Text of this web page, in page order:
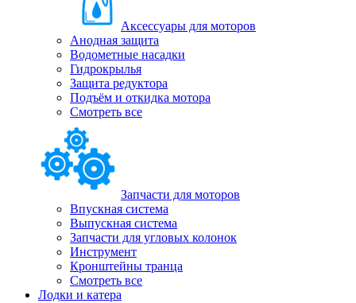
Аксессуары для моторов
Анодная защита
Водометные насадки
Гидрокрылья
Защита редуктора
Подъём и откидка мотора
Смотреть все
Запчасти для моторов
Впускная система
Выпускная система
Запчасти для угловых колонок
Инструмент
Кронштейны транца
Смотреть все
Лодки и катера